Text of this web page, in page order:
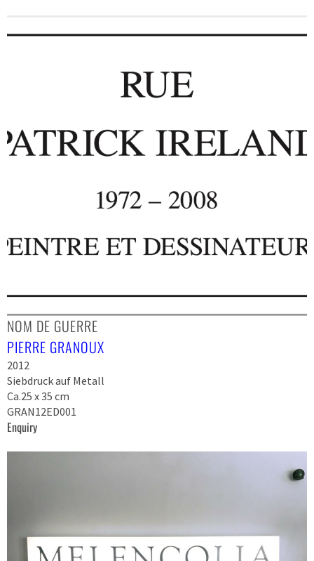
NOM DE GUERRE
PIERRE GRANOUX
2012
Siebdruck auf Metall
Ca.25 x 35 cm
GRAN12ED001
Enquiry